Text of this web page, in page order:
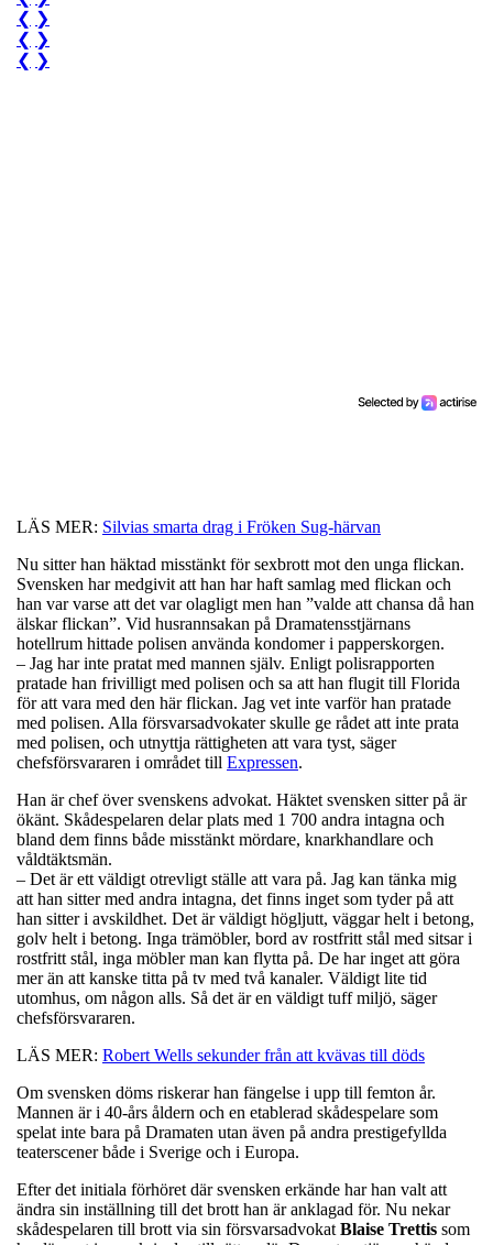
❮ ❯
❮ ❯
❮ ❯
LÄS MER: Silvias smarta drag i Fröken Sug-härvan
Nu sitter han häktad misstänkt för sexbrott mot den unga flickan.
Svensken har medgivit att han har haft samlag med flickan och
han var varse att det var olagligt men han ”valde att chansa då han
älskar flickan”. Vid husrannsakan på Dramatensstjärnans
hotellrum hittade polisen använda kondomer i papperskorgen.
– Jag har inte pratat med mannen själv. Enligt polisrapporten
pratade han frivilligt med polisen och sa att han flugit till Florida
för att vara med den här flickan. Jag vet inte varför han pratade
med polisen. Alla försvarsadvokater skulle ge rådet att inte prata
med polisen, och utnyttja rättigheten att vara tyst, säger
chefsförsvararen i området till Expressen.
Han är chef över svenskens advokat. Häktet svensken sitter på är
ökänt. Skådespelaren delar plats med 1 700 andra intagna och
bland dem finns både misstänkt mördare, knarkhandlare och
våldtäktsmän.
– Det är ett väldigt otrevligt ställe att vara på. Jag kan tänka mig
att han sitter med andra intagna, det finns inget som tyder på att
han sitter i avskildhet. Det är väldigt högljutt, väggar helt i betong,
golv helt i betong. Inga trämöbler, bord av rostfritt stål med sitsar i
rostfritt stål, inga möbler man kan flytta på. De har inget att göra
mer än att kanske titta på tv med två kanaler. Väldigt lite tid
utomhus, om någon alls. Så det är en väldigt tuff miljö, säger
chefsförsvararen.
LÄS MER: Robert Wells sekunder från att kvävas till döds
Om svensken döms riskerar han fängelse i upp till femton år.
Mannen är i 40-års åldern och en etablerad skådespelare som
spelat inte bara på Dramaten utan även på andra prestigefyllda
teaterscener både i Sverige och i Europa.
Efter det initiala förhöret där svensken erkände har han valt att
ändra sin inställning till det brott han är anklagad för. Nu nekar
skådespelaren till brott via sin försvarsadvokat Blaise Trettis som